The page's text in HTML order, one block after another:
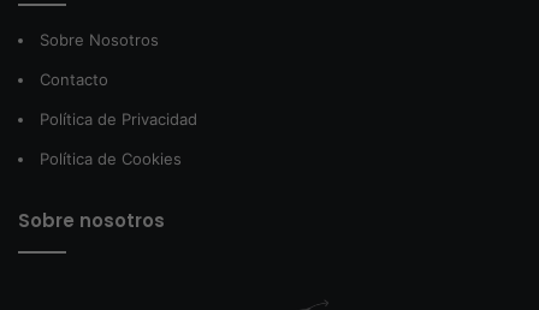
Sobre Nosotros
Contacto
Política de Privacidad
Política de Cookies
Sobre nosotros